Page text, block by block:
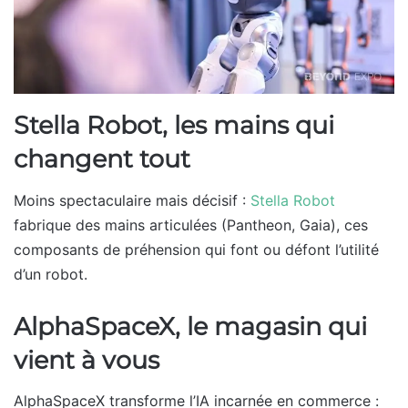
Stella Robot, les mains qui
changent tout
Moins spectaculaire mais décisif : Stella Robot
fabrique des mains articulées (Pantheon, Gaia), ces
composants de préhension qui font ou défont l’utilité
d’un robot.
AlphaSpaceX, le magasin qui
vient à vous
AlphaSpaceX transforme l’IA incarnée en commerce :